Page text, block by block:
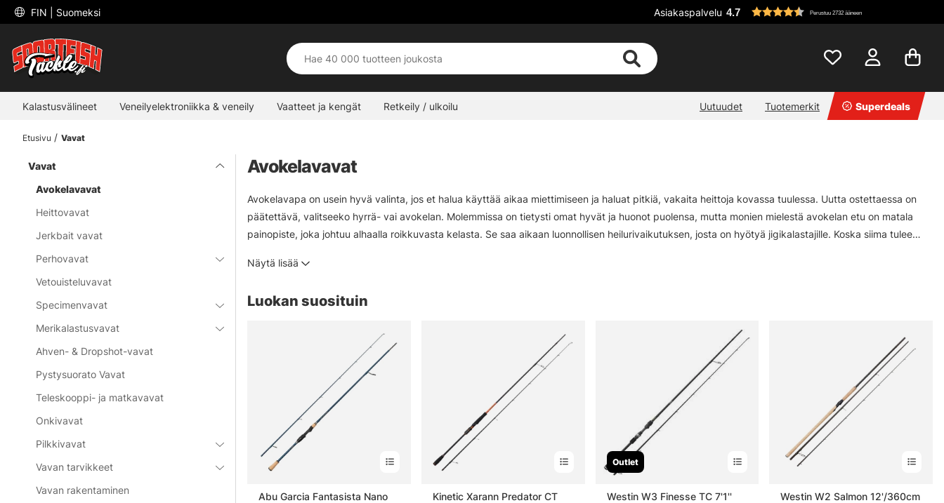
FIN | Suomeksi Asiakaspalvelu 4.7 Perustuu 2732 ääneen
Kalastusvälineet Veneilyelektroniikka & veneily Vaatteet ja kengät Retkeily / ulkoilu Uutuudet Tuotemerkit Superdeals
Etusivu Vavat
Vavat
Avokelavavat
Heittovavat
Jerkbait vavat
Perhovavat
Vetouisteluvavat
Specimenvavat
Merikalastusvavat
Ahven- & Dropshot-vavat
Pystysuorato Vavat
Teleskooppi- ja matkavavat
Onkivavat
Pilkkivavat
Vavan tarvikkeet
Vavan rakentaminen
Avokelavavat
Avokelavapa on usein hyvä valinta, jos et halua käyttää aikaa miettimiseen ja haluat pitkiä, vakaita heittoja kovassa tuulessa. Uutta ostettaessa on
päätettävä, valitseeko hyrrä- vai avokelan. Molemmissa on tietysti omat hyvät ja huonot puolensa, mutta monien mielestä avokelan etu on matala
painopiste, joka johtuu alhaalla roikkuvasta kelasta. Se saa aikaan luonnollisen heilurivaikutuksen, josta on hyötyä jigikalastajille. Koska siima tulee
pitkään ollut ahvenen ja taimenen kalastajien suosikkivalinta.
Näytä lisää
Luokan suosituin
Westin W2 Salmon 12'/360cm
Abu Garcia Fantasista Nano
Kinetic Xarann Predator CT
Outlet
Westin W3 Finesse TC 7'1''
Westin W2 Salmon 12'/360cm